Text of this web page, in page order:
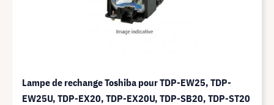
Lampe de rechange Toshiba pour TDP-EW25, TDP-
EW25U, TDP-EX20, TDP-EX20U, TDP-SB20, TDP-ST20